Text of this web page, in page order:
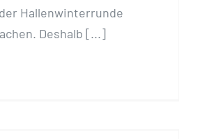
Hallenwinterrunde
Deshalb [...]